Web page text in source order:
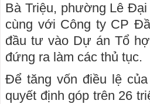
Bà Triệu, phường Lê
cùng với Công ty CP
đầu tư vào Dự án Tổ
đứng ra làm các thủ tục.
Để tăng vốn điều lệ
quyết định góp trên 26